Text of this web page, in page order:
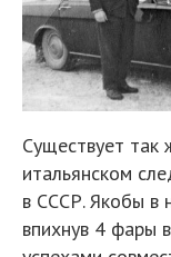
Существует так
итальянском
в СССР. Якобы в
впихнув 4 фары